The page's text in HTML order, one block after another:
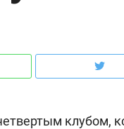
клубом,